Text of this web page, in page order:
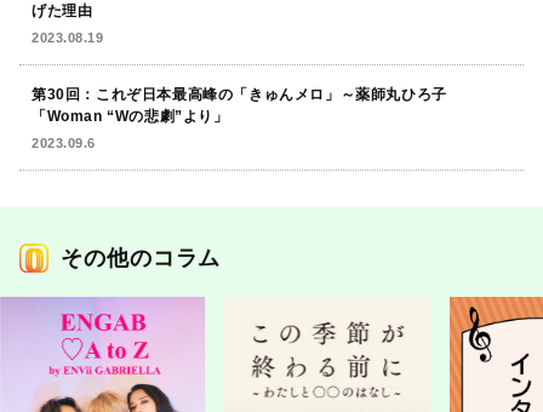
げた理由
2023.08.19
第30回：これぞ日本最高峰の「きゅんメロ」～薬師丸ひろ子
「Woman “Wの悲劇”より」
2023.09.6
その他のコラム